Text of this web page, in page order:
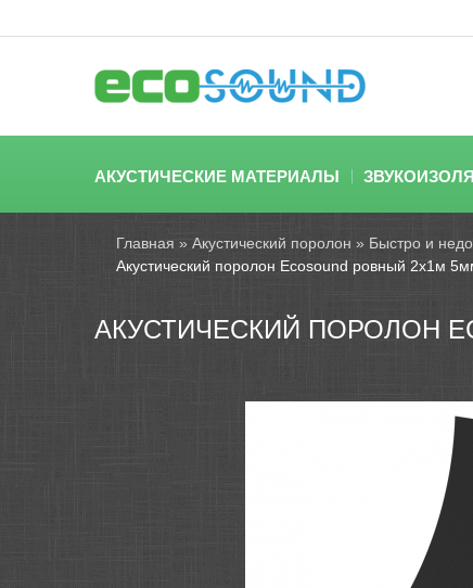
АКУСТИЧЕСКИЕ МАТЕРИАЛЫ
Главная » Акустический поролон » Быстро и
Акустический поролон Ecosound ровный 2х1м
АКУСТИЧЕСКИЙ ПОРОЛОН